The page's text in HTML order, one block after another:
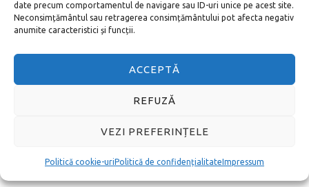
date precum comportamentul de navigare sau ID-uri unice pe acest site.
Neconsimțământul sau retragerea consimțământului pot afecta negativ
anumite caracteristici și funcții.
ACCEPTĂ
REFUZĂ
VEZI PREFERINȚELE
Politică cookie-uriPolitică de confidențialitateImpressum
Cum ajung de la aeroportul Bergamo (Orio
INTERNET